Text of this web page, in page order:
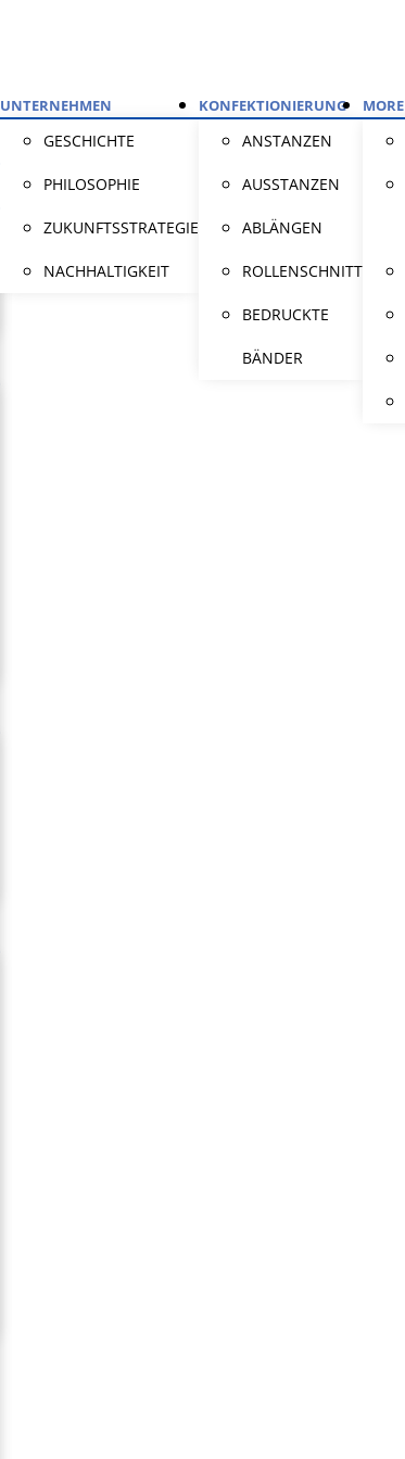
UNTERNEHMEN
GESCHICHTE
PHILOSOPHIE
ZUKUNFTSSTRATEGIE
NACHHALTIGKEIT
KONFEKTIONIERUNG
ANSTANZEN
AUSSTANZEN
ABLÄNGEN
ROLLENSCHNITT
BEDRUCKTE
BÄNDER
MORE